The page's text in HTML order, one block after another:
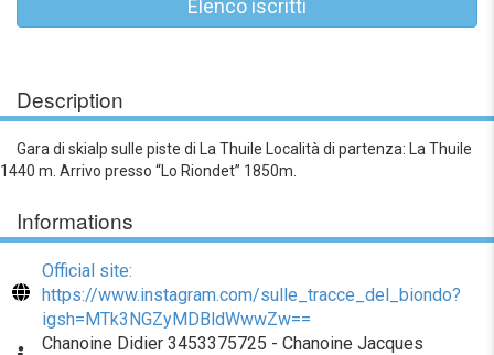
Description
Gara di skialp sulle piste di La Thuile Località di partenza: La Thuile
1440 m. Arrivo presso “Lo Riondet” 1850m.
Informations
Official site:
https://www.instagram.com/sulle_tracce_del_biondo?
igsh=MTk3NGZyMDBldWwwZw==
Chanoine Didier 3453375725 - Chanoine Jacques
Elenco iscritti